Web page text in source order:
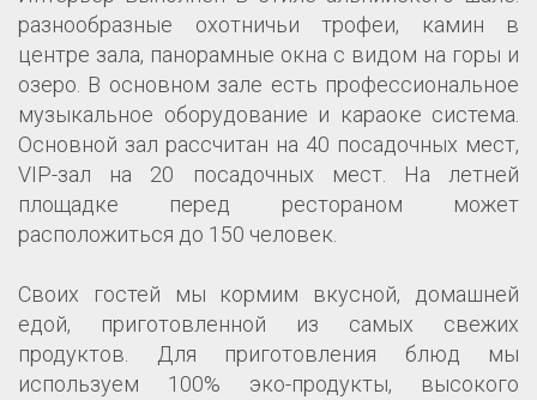
разнообразные охотничьи трофеи, камин в
центре зала, панорамные окна с видом на горы и
озеро. В основном зале есть профессиональное
музыкальное оборудование и караоке система.
Основной зал рассчитан на 40 посадочных мест,
VIP-зал на 20 посадочных мест. На летней
площадке перед рестораном может
расположиться до 150 человек.
Своих гостей мы кормим вкусной, домашней
едой, приготовленной из самых свежих
продуктов. Для приготовления блюд мы
используем 100% эко-продукты, высокого